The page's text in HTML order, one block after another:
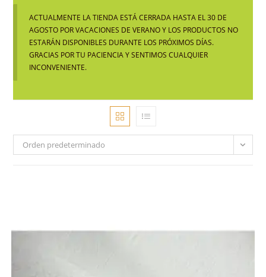
ACTUALMENTE LA TIENDA ESTÁ CERRADA HASTA EL 30 DE
AGOSTO POR VACACIONES DE VERANO Y LOS PRODUCTOS NO
ESTARÁN DISPONIBLES DURANTE LOS PRÓXIMOS DÍAS.
GRACIAS POR TU PACIENCIA Y SENTIMOS CUALQUIER
INCONVENIENTE.
Orden predeterminado